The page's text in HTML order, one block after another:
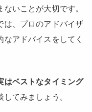
いことが大切です。
は、プロのアドバイザ
アドバイスをしてく
はベストなタイミング
してみましょう。